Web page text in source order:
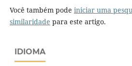
Você também pode iniciar uma
similaridade para este artigo.
IDIOMA